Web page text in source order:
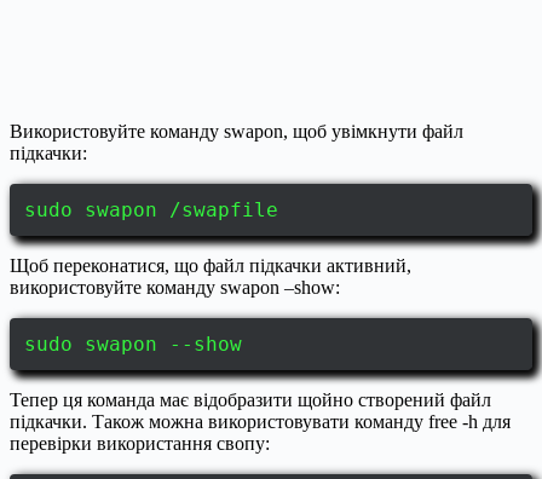
Використовуйте команду swapon, щоб увімкнути файл
підкачки:
sudo swapon /swapfile
Щоб переконатися, що файл підкачки активний,
використовуйте команду swapon –show:
sudo swapon --show
Тепер ця команда має відобразити щойно створений файл
підкачки. Також можна використовувати команду free -h для
перевірки використання свопу: